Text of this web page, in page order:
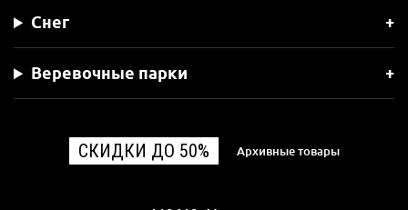
Снег
Веревочные парки
СКИДКИ ДО 50% Архивные товары